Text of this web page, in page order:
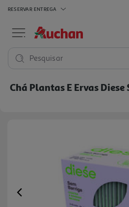
RESERVAR ENTREGA
Pesquisar
Chá Plantas E Ervas
Previous